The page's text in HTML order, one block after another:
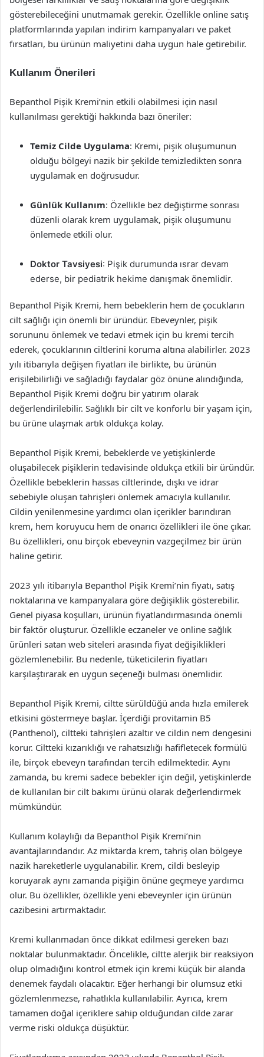
gösterebileceğini unutmamak gerekir. Özellikle online satış
platformlarında yapılan indirim kampanyaları ve paket
fırsatları, bu ürünün maliyetini daha uygun hale getirebilir.
Kullanım Önerileri
Bepanthol Pişik Kremi’nin etkili olabilmesi için nasıl
kullanılması gerektiği hakkında bazı öneriler:
Temiz Cilde Uygulama: Kremi, pişik oluşumunun
olduğu bölgeyi nazik bir şekilde temizledikten sonra
uygulamak en doğrusudur.
Günlük Kullanım: Özellikle bez değiştirme sonrası
düzenli olarak krem uygulamak, pişik oluşumunu
önlemede etkili olur.
Doktor Tavsiyesi: Pişik durumunda ısrar devam
ederse, bir pediatrik hekime danışmak önemlidir.
Bepanthol Pişik Kremi, hem bebeklerin hem de çocukların
cilt sağlığı için önemli bir üründür. Ebeveynler, pişik
sorununu önlemek ve tedavi etmek için bu kremi tercih
ederek, çocuklarının ciltlerini koruma altına alabilirler. 2023
yılı itibarıyla değişen fiyatları ile birlikte, bu ürünün
erişilebilirliği ve sağladığı faydalar göz önüne alındığında,
Bepanthol Pişik Kremi doğru bir yatırım olarak
değerlendirilebilir. Sağlıklı bir cilt ve konforlu bir yaşam için,
bu ürüne ulaşmak artık oldukça kolay.
Bepanthol Pişik Kremi, bebeklerde ve yetişkinlerde
oluşabilecek pişiklerin tedavisinde oldukça etkili bir üründür.
Özellikle bebeklerin hassas ciltlerinde, dışkı ve idrar
sebebiyle oluşan tahrişleri önlemek amacıyla kullanılır.
Cildin yenilenmesine yardımcı olan içerikler barındıran
krem, hem koruyucu hem de onarıcı özellikleri ile öne çıkar.
Bu özellikleri, onu birçok ebeveynin vazgeçilmez bir ürün
haline getirir.
2023 yılı itibarıyla Bepanthol Pişik Kremi’nin fiyatı, satış
noktalarına ve kampanyalara göre değişiklik gösterebilir.
Genel piyasa koşulları, ürünün fiyatlandırmasında önemli
bir faktör oluşturur. Özellikle eczaneler ve online sağlık
ürünleri satan web siteleri arasında fiyat değişiklikleri
gözlemlenebilir. Bu nedenle, tüketicilerin fiyatları
karşılaştırarak en uygun seçeneği bulması önemlidir.
Bepanthol Pişik Kremi, ciltte sürüldüğü anda hızla emilerek
etkisini göstermeye başlar. İçerdiği provitamin B5
(Panthenol), ciltteki tahrişleri azaltır ve cildin nem dengesini
korur. Ciltteki kızarıklığı ve rahatsızlığı hafifletecek formülü
ile, birçok ebeveyn tarafından tercih edilmektedir. Aynı
zamanda, bu kremi sadece bebekler için değil, yetişkinlerde
de kullanılan bir cilt bakımı ürünü olarak değerlendirmek
mümkündür.
Kullanım kolaylığı da Bepanthol Pişik Kremi’nin
avantajlarındandır. Az miktarda krem, tahriş olan bölgeye
nazik hareketlerle uygulanabilir. Krem, cildi besleyip
koruyarak aynı zamanda pişiğin önüne geçmeye yardımcı
olur. Bu özellikler, özellikle yeni ebeveynler için ürünün
cazibesini artırmaktadır.
Kremi kullanmadan önce dikkat edilmesi gereken bazı
noktalar bulunmaktadır. Öncelikle, ciltte alerjik bir reaksiyon
olup olmadığını kontrol etmek için kremi küçük bir alanda
denemek faydalı olacaktır. Eğer herhangi bir olumsuz etki
gözlemlenmezse, rahatlıkla kullanılabilir. Ayrıca, krem
tamamen doğal içeriklere sahip olduğundan cilde zarar
verme riski oldukça düşüktür.